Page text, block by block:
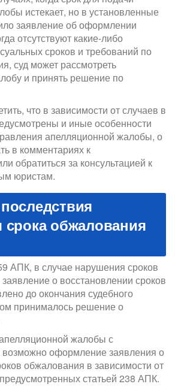
истекает, но в установленные
заявление об оформлении
отсутствуют какие-либо
сроков и требований по
суд может рассмотреть
и принять решение по
что в зависимости от случаев в
и иные особенности
апелляционной жалобы, о
в комментариях к
обратиться за консультацией к
юристам.
обжалования
АПК, в случае нарушения сроков
о восстановлении сроков
до окончания судебного
принималось решение о
жалобы с
оформление заявления о
обжалования в зависимости от
статьей 238 АПК.